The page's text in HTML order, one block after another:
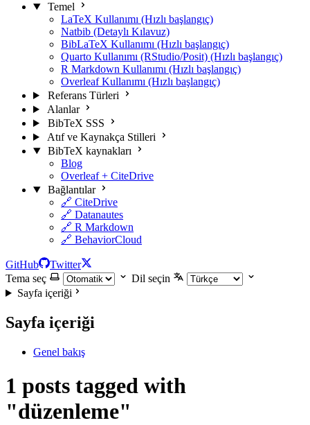
Temel
LaTeX Kullanımı (Hızlı başlangıç)
Natbib (Detaylı Kılavuz)
BibLaTeX Kullanımı (Hızlı başlangıç)
Quarto Kullanımı (RStudio/Posit) (Hızlı başlangıç)
R Markdown Kullanımı (Hızlı başlangıç)
Overleaf Kullanımı (Hızlı başlangıç)
Referans Türleri
Alanlar
BibTeX SSS
Atıf ve Kaynakça Stilleri
BibTeX kaynakları
Blog
Overleaf + CiteDrive
Bağlantılar
🔗 CiteDrive
🔗 Datanautes
🔗 R Markdown
🔗 BehaviorCloud
GitHub
Twitter
Tema seç
Dil seçin
Sayfa içeriği
Sayfa içeriği
Genel bakış
1 posts tagged with
"düzenleme"